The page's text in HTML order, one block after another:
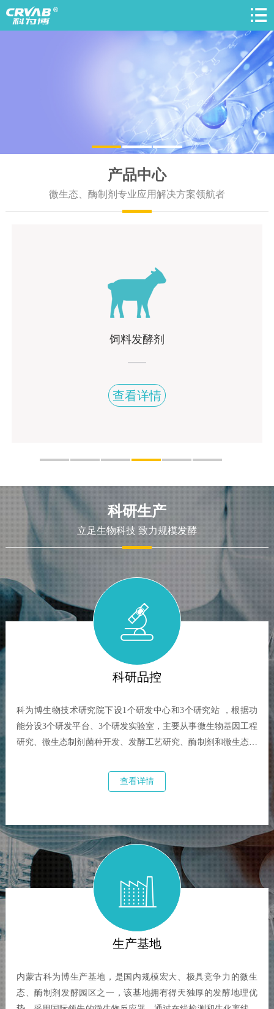
产品中心
微生态、酶制剂专业应用解决方案领航者
饲料发酵剂
查看详情
科研生产
立足生物科技 致力规模发酵
科研品控
科为博生物技术研究院下设1个研发中心和3个研究站 ，根据功
能分设3个研发平台、3个研发实验室，主要从事微生物基因工程
研究、微生态制剂菌种开发、发酵工艺研究、酶制剂和微生态制
团队，利用现代分子生物学与基因工程技术，筛选优良菌种，生
产高效、安全、绿色、环保的饲用微生态和酶制剂产品。同时，
查看详情
生产基地
内蒙古科为博生产基地，是国内规模宏大、极具竞争力的微生
态、酶制剂发酵园区之一，该基地拥有得天独厚的发酵地理优